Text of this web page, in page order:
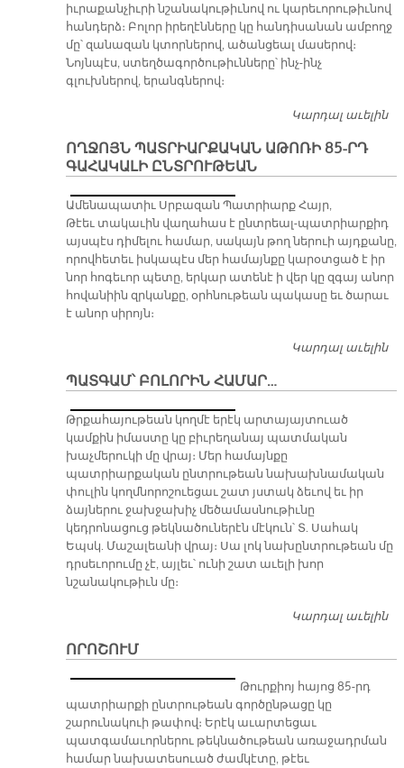
իւրաքանչիւրի նշանակութիւնով ու կարեւորութիւնով
հանդերձ։ Բոլոր իրեղէնները կը հանդիսանան ամբողջ
մը՝ զանազան կտորներով, ածանցեալ մասերով։
Նոյնպէս, ստեղծագործութիւնները՝ ինչ-ինչ
գլուխներով, երանգներով։
Կարդալ աւելին
ՈՂՋՈՅՆ ՊԱՏՐԻԱՐՔԱԿԱՆ ԱԹՈՌԻ 85-ՐԴ
ԳԱՀԱԿԱԼԻ ԸՆՏՐՈՒԹԵԱՆ
Ամենապատիւ Սրբազան Պատրիարք Հայր,
Թէեւ տակաւին վաղահաս է ընտրեալ-պատրիարքիդ
այսպէս դիմելու համար, սակայն թող ներուի այդքանը,
որովհետեւ իսկապէս մեր համայնքը կարօտցած է իր
նոր հոգեւոր պետը, երկար ատենէ ի վեր կը զգայ անոր
հովանիին զրկանքը, օրհնութեան պակասը եւ ծարաւ
է անոր սիրոյն։
Կարդալ աւելին
ՊԱՏԳԱՄ՝ ԲՈԼՈՐԻՆ ՀԱՄԱՐ…
​Թրքահայութեան կողմէ երէկ արտայայտուած
կամքին իմաստը կը բիւրեղանայ պատմական
խաչմերուկի մը վրայ։ Մեր համայնքը
պատրիարքական ընտրութեան նախախնամական
փուլին կողմնորոշուեցաւ շատ յստակ ձեւով եւ իր
ձայներու ջախջախիչ մեծամասնութիւնը
կեդրոնացուց թեկնածուներէն մէկուն՝ Տ. Սահակ
Եպսկ. Մաշալեանի վրայ։ Սա լոկ նախընտրութեան մը
դրսեւորումը չէ, այլեւ՝ ունի շատ աւելի խոր
նշանակութիւն մը։
Կարդալ աւելին
ՈՐՈՇՈՒՄ
Թուրքիոյ հայոց 85-րդ
պատրիարքի ընտրութեան գործընթացը կը
շարունակուի թափով։ Երէկ աւարտեցաւ
պատգամաւորներու թեկնածութեան առաջադրման
համար նախատեսուած ժամկէտը, թէեւ